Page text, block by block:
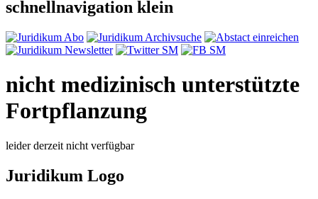
schnellnavigation klein
nicht medizinisch unterstützte
Fortpflanzung
leider derzeit nicht verfügbar
Juridikum Logo